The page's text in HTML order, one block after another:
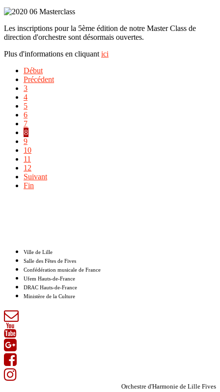
Les inscriptions pour la 5ème édition de notre Master Class de
direction d'orchestre sont désormais ouvertes.
Plus d'informations en cliquant ici
Début
Précédent
3
4
5
6
7
8
9
10
11
12
Suivant
Fin
Ville de Lille
Salle des Fêtes de Fives
Confédération musicale de France
Ufem Hauts-de-France
DRAC Hauts-de-France
Ministère de la Culture
Orchestre d'Harmonie de Lille Fives